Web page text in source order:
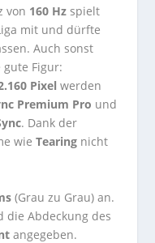
von 160 Hz spielt
mit und dürfte
Auch sonst
Figur:
Pixel werden
Premium Pro und
. Dank der
wieTearing nicht
(Grau zu Grau) an.
die Abdeckung des
angegeben.